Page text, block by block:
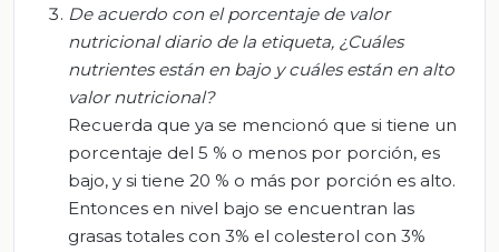
De acuerdo con elporcentaje de valor
nutricional diario de la etiqueta, ¿Cuáles
nutrientes están en bajo y cuáles están en alto
valor nutricional?
Recuerda que ya se mencionó que si tiene un
porcentaje del 5 % o menos por porción, es
bajo, y si tiene 20 % o más por porción es alto.
Entonces en nivel bajo se encuentran las
grasas totales con 3% el colesterol con 3%